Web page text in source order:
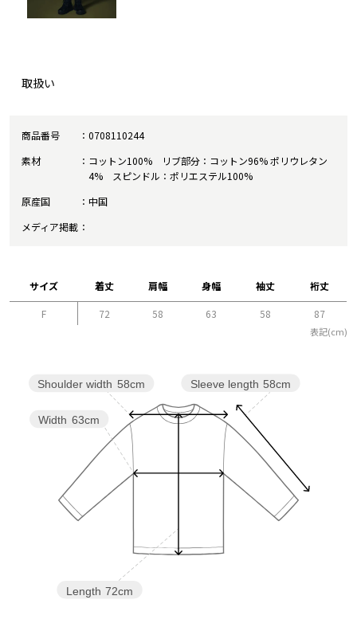
取扱い
商品番号
0708110244
素材
コットン100% リブ部分：コットン96% ポリウレタン
4% スピンドル：ポリエステル100%
原産国
中国
メディア掲載
サイズ 着丈 肩幅 身幅 袖丈 裄丈
F 72 58 63 58 87
表記(cm)
Sleeve length 58cm
Length 72cm
Width 63cm
Shoulder width 58cm